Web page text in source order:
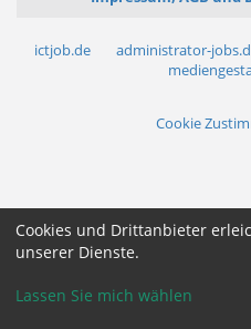
ictjob.de administrator-
Cookie
Cookies und Drittanbieter
unserer Dienste.
Lassen Sie mich wählen